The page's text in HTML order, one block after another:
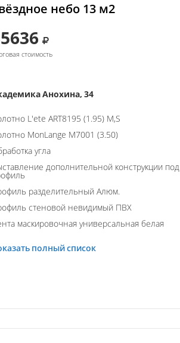
небо 13 м2
стоимость
Анохина, 34
L'ete ART8195 (1.95) M,S
MonLange M7001 (3.50)
угла
дополнительной конструкции под
разделительный Алюм.
стеновой невидимый ПВХ
маскировочная универсальная белая
полный список